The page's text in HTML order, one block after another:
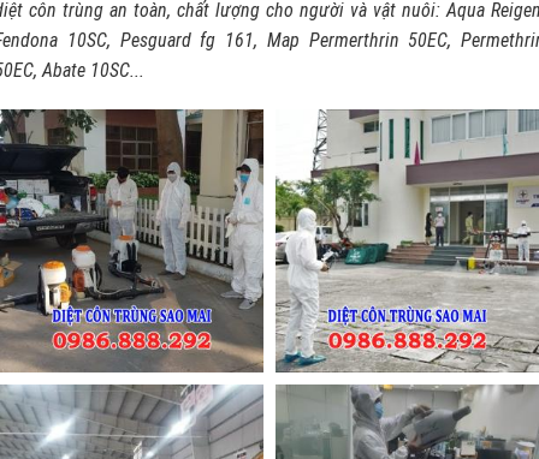
côn trùng an toàn, chất lượng cho người và vật nuôi: Aqua
10SC, Pesguard fg 161, Map Permerthrin 50EC,
Abate 10SC...